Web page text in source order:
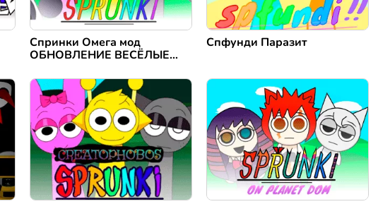
Спринки Омега мод
ОБНОВЛЕНИЕ ВЕСЁЛЫЕ
Спфунди Паразит